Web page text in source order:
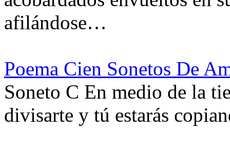
afilándose…
Poema Cien Sonetos De
Soneto C En medio de la
divisarte y tú estarás